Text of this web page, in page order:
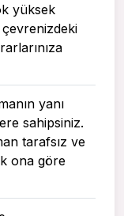
yüksek
yanı
sahipsiniz.
tarafsız ve
ona göre